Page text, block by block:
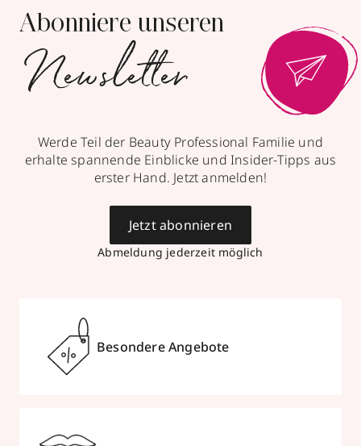
Abonniere unseren
Newsletter
Werde Teil der Beauty Professional Familie und
erhalte spannende Einblicke und Insider-Tipps aus
erster Hand. Jetzt anmelden!
Abmeldung jederzeit möglich
Jetzt abonnieren
Besondere Angebote